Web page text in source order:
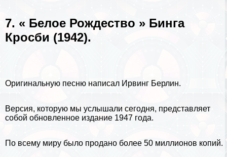
7. « Белое Рождество » Бинга
Кросби (1942).
Оригинальную песню написал Ирвинг Берлин.
Версия, которую мы услышали сегодня, представляет
собой обновленное издание 1947 года.
По всему миру было продано более 50 миллионов копий.